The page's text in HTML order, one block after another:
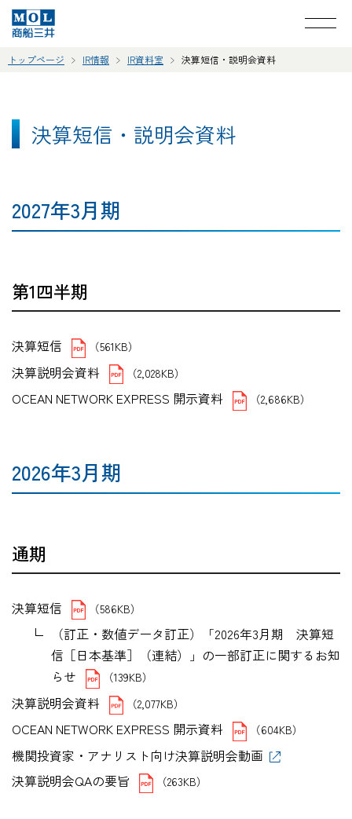
トップページ IR情報 IR資料室 決算短信・説明会資料
決算短信・説明会資料
2027年3月期
第1四半期
決算短信 （561KB）
決算説明会資料 （2,028KB）
OCEAN NETWORK EXPRESS 開示資料 （2,686KB）
2026年3月期
通期
決算短信 （586KB）
（訂正・数値データ訂正）「2026年3月期 決算短
信［日本基準］（連結）」の一部訂正に関するお知
らせ
（139KB）
決算説明会資料 （2,077KB）
OCEAN NETWORK EXPRESS 開示資料 （604KB）
機関投資家・アナリスト向け決算説明会動画
決算説明会QAの要旨
（263KB）